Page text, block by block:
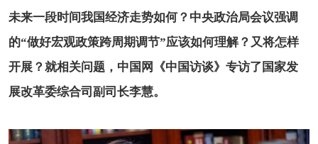
未来一段时间我国经济走势如何？中央政治局会议强调
的“做好宏观政策跨周期调节”应该如何理解？又将怎样
开展？就相关问题，中国网《中国访谈》专访了国家发
展改革委综合司副司长李慧。